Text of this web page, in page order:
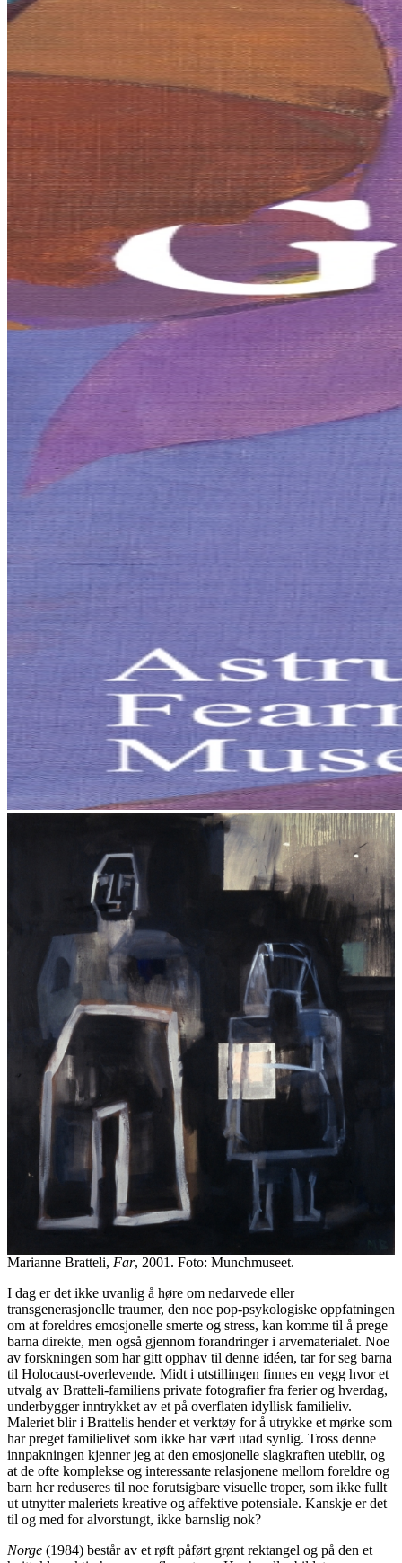
Marianne Bratteli, Far, 2001. Foto: Munchmuseet.
I dag er det ikke uvanlig å høre om nedarvede eller
transgenerasjonelle traumer, den noe pop-psykologiske oppfatningen
om at foreldres emosjonelle smerte og stress, kan komme til å prege
barna direkte, men også gjennom forandringer i arvematerialet. Noe
av forskningen som har gitt opphav til denne idéen, tar for seg barna
til Holocaust-overlevende. Midt i utstillingen finnes en vegg hvor et
utvalg av Bratteli-familiens private fotografier fra ferier og hverdag,
underbygger inntrykket av et på overflaten idyllisk familieliv.
Maleriet blir i Brattelis hender et verktøy for å utrykke et mørke som
har preget familielivet som ikke har vært utad synlig. Tross denne
innpakningen kjenner jeg at den emosjonelle slagkraften uteblir, og
at de ofte komplekse og interessante relasjonene mellom foreldre og
barn her reduseres til noe forutsigbare visuelle troper, som ikke fullt
ut utnytter maleriets kreative og affektive potensiale. Kanskje er det
til og med for alvorstungt, ikke barnslig nok?
Norge (1984) består av et røft påført grønt rektangel og på den et